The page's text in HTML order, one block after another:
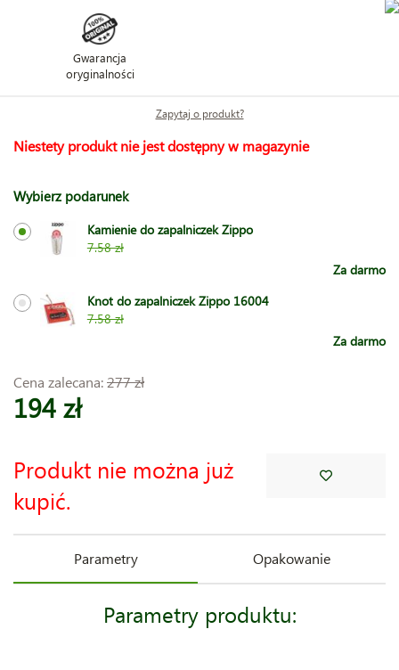
Gwarancja
oryginalności
Zapytaj o produkt?
Niestety produkt nie jest dostępny w magazynie
Wybierz podarunek
Kamienie do zapalniczek Zippo
7.58 zł
Za darmo
Knot do zapalniczek Zippo 16004
7.58 zł
Za darmo
Cena zalecana:277 zł
194 zł
Produkt nie można już
kupić.
Parametry Opakowanie
Parametry produktu: